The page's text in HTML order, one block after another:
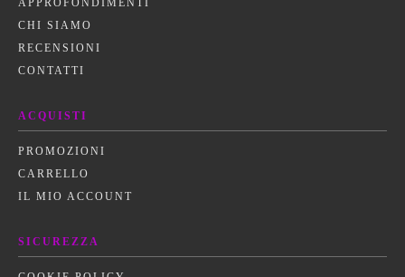
CHI SIAMO
RECENSIONI
CONTATTI
ACQUISTI
PROMOZIONI
CARRELLO
IL MIO ACCOUNT
SICUREZZA